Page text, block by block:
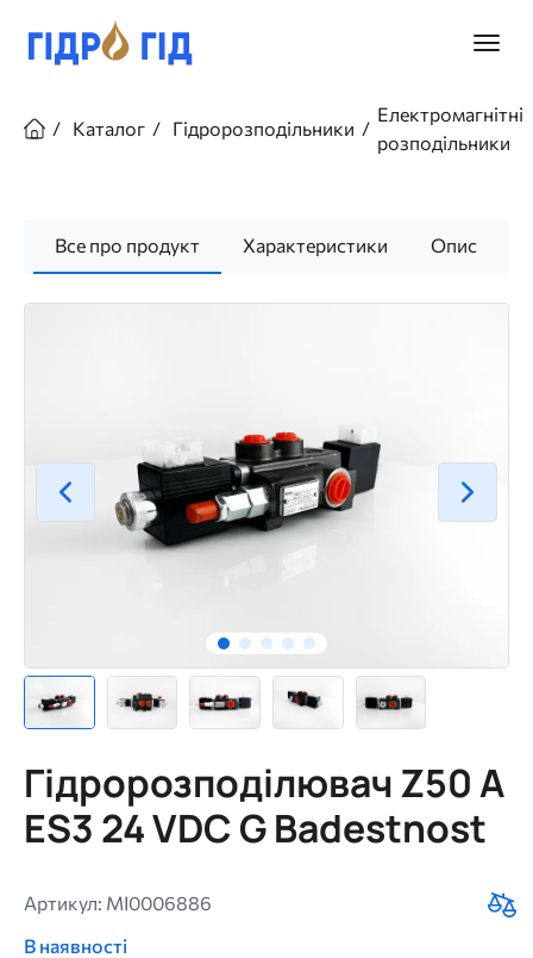
основного
навіґаціїКаталог Гідророзподільники
Електромагнітні
розподільники
Все про продукт Характеристики Опис
Гідророзподілювач Z50 A
ES3 24 VDC G Badestnost
Артикул: MI0006886
В наявності